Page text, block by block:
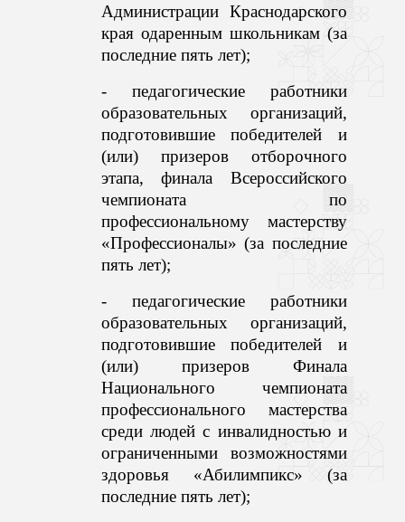
Администрации Краснодарского
края одаренным школьникам (за
последние пять лет);
-педагогические работники
образовательных организаций,
подготовившие победителей и
(или) призеров отборочного
этапа, финала Всероссийского
чемпионата по
профессиональному мастерству
«Профессионалы» (за последние
пять лет);
- педагогические работники
образовательных организаций,
подготовившие победителей и
(или) призеров Финала
Национального чемпионата
профессионального мастерства
среди людей с инвалидностью и
ограниченными возможностями
здоровья «Абилимпикс» (за
последние пять лет);